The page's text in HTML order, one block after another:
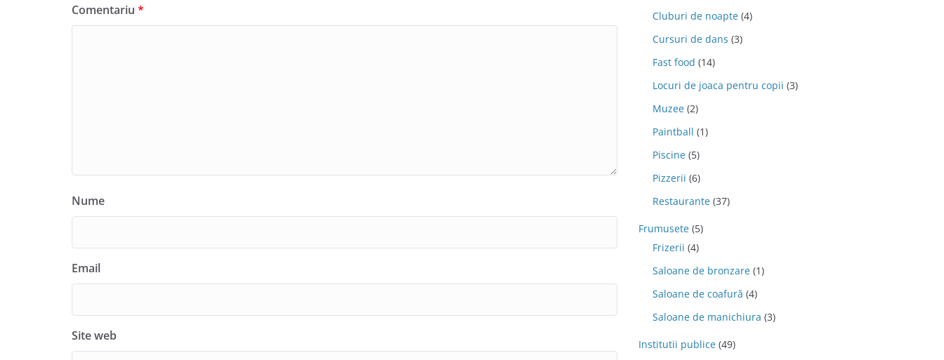
Comentariu *
Nume
Email
Site web
Cluburi de noapte (4)
Cursuri de dans (3)
Fast food (14)
Locuri de joaca pentru copii (3)
Muzee (2)
Paintball (1)
Piscine (5)
Pizzerii (6)
Restaurante (37)
Frumusete (5)
Frizerii (4)
Saloane de bronzare (1)
Saloane de coafură (4)
Saloane de manichiura (3)
Institutii publice (49)